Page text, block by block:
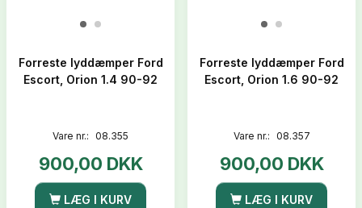
Forreste lyddæmper Ford
Escort, Orion 1.4 90-92
Vare nr.: 08.355
900,00 DKK
LÆG I KURV
Forreste lyddæmper Ford
Escort, Orion 1.6 90-92
Vare nr.: 08.357
900,00 DKK
LÆG I KURV